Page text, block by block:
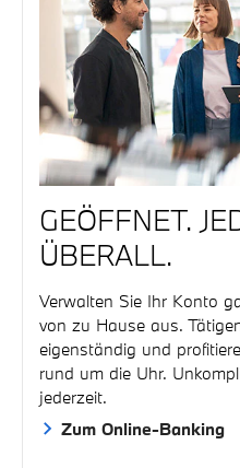
GEÖFFNET.
ÜBERALL.
Verwalten Sie Ihr Konto
von zu Hause aus.
eigenständig und
rund um die Uhr.
jederzeit.
Zum Online-Banking